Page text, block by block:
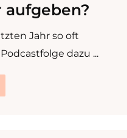
Jahr so oft
dazu ...